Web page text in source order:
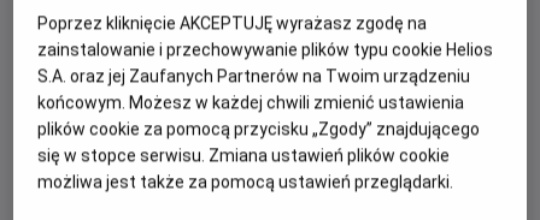
OBSADA
Avan Jogia, Finn Bennett, Lukita Maxwell
W piwnicy salonu meblowego pojawia się przejście do
przerażającego, równoległego świata.
Jeden z największych fenomenów internetu, obejrzana
ponad 100 milionów razy seria filmów grozy, wkracza na
wielki ekran. Kane Parsons znany też jako Kane Pixels, który
jako 16-latek stworzył serię internetowych filmów grozy,
Poprzez kliknięcie AKCEPTUJĘ wyrażasz zgodę na
zainstalowanie i przechowywanie plików typu cookie Helios
S.A. oraz jej Zaufanych Partnerów na Twoim urządzeniu
końcowym. Możesz w każdej chwili zmienić ustawienia
plików cookie za pomocą przycisku „Zgody” znajdującego
się w stopce serwisu. Zmiana ustawień plików cookie
możliwa jest także za pomocą ustawień przeglądarki.